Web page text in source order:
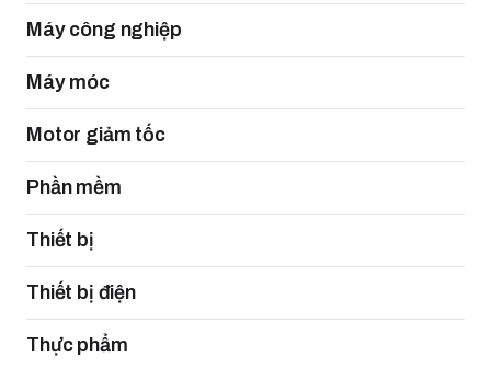
Máy công nghiệp
Máy móc
Motor giảm tốc
Phần mềm
Thiết bị
Thiết bị điện
Thực phẩm